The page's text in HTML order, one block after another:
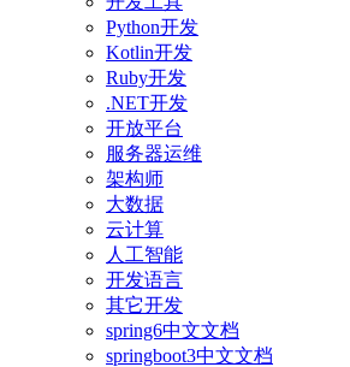
Python开发
Kotlin开发
Ruby开发
.NET开发
开放平台
服务器运维
架构师
大数据
云计算
人工智能
开发语言
其它开发
spring6中文文档
springboot3中文文档